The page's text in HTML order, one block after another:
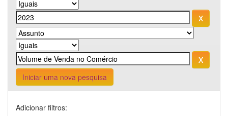
Iniciar uma nova pesquisa
Adicionar filtros: